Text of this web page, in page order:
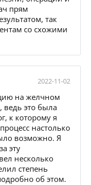
прям
так
со схожими
2022-11-02
на желчном
ведь это была
к которому я
настолько
возможно. Я
эту
несколько
степень
об этом.